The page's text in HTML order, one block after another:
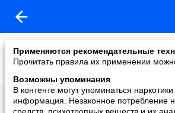
Применяются рекомендательные
Прочитать правила их применении
Возможны упоминания
В контенте могут упоминаться
информация. Незаконное потребление
Виктор
добавил видео